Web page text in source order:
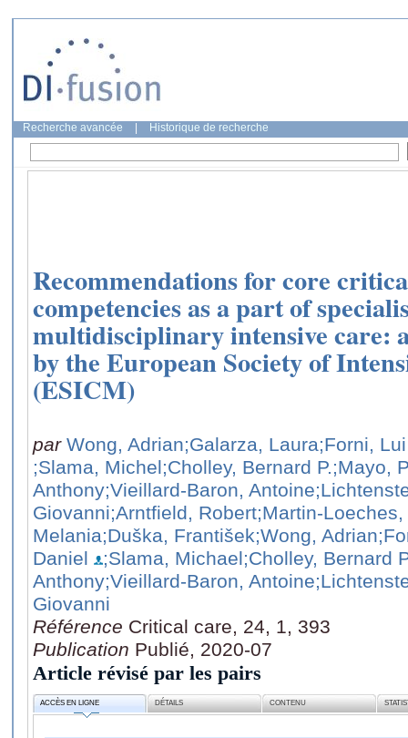
Recherche avancée Historique de recherche
Recommendations for core
competencies as a part of
multidisciplinary intensive care:
by the European Society of
(ESICM)
par Wong, Adrian;Galarza, Laura;Forni,
;Slama, Michel;Cholley, Bernard P.;Mayo,
Anthony;Vieillard-Baron, Antoine
Giovanni;Arntfield, Robert;Martin-
Melania;Duška, František;Wong, Adrian
Daniel
;Slama, Michael;Cholley, Bernard
Anthony;Vieillard-Baron, Antoine
Giovanni
Référence Critical care, 24, 1, 393
Publication Publié, 2020-07
Article révisé par les pairs
ACCÈS EN LIGNE DÉTAILS CONTENU